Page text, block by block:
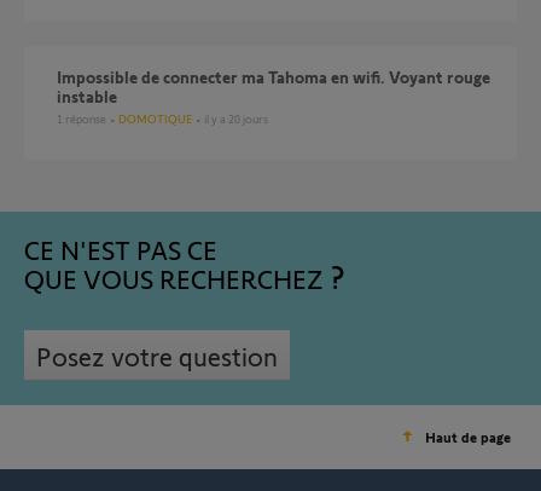
Impossible de connecter ma Tahoma en wifi. Voyant rouge
instable
1 réponse DOMOTIQUE il y a 20 jours
CE N'EST PAS CE
QUE VOUS RECHERCHEZ
Posez votre question
Haut de page